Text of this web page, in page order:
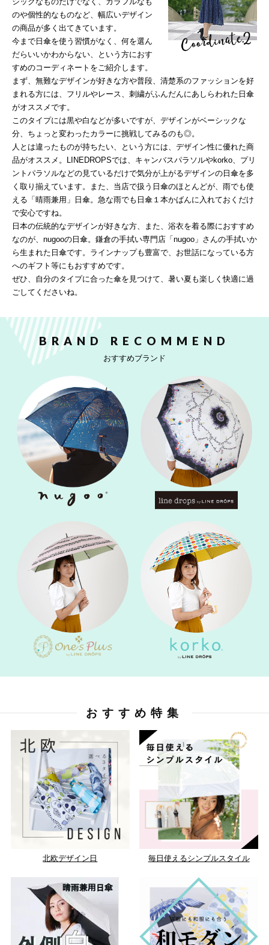
のや個性的なものなど、幅広いデザイン
の商品が多く出てきています。
今まで日傘を使う習慣がなく、何を選ん
だらいいかわからない、という方におす
すめのコーディネートをご紹介します。
まず、無難なデザインが好きな方や普段、清楚系のファッションを好
まれる方には、フリルやレース、刺繍がふんだんにあしらわれた日傘
がオススメです。
このタイプには黒や白などが多いですが、デザインがベーシックな
分、ちょっと変わったカラーに挑戦してみるのも◎。
人とは違ったものが持ちたい、という方には、デザイン性に優れた商
品がオススメ。LINEDROPSでは、キャンバスパラソルやkorko、プリ
ントパラソルなどの見ているだけで気分が上がるデザインの日傘を多
く取り揃えています。また、当店で扱う日傘のほとんどが、雨でも使
える「晴雨兼用」日傘。急な雨でも日傘１本かばんに入れておくだけ
で安心ですね。
日本の伝統的なデザインが好きな方、また、浴衣を着る際におすすめ
なのが、nugooの日傘。鎌倉の手拭い専門店「nugoo」さんの手拭いか
ら生まれた日傘です。ラインナップも豊富で、お世話になっている方
へのギフト等にもおすすめです。
ぜひ、自分のタイプに合った傘を見つけて、暑い夏も楽しく快適に過
ごしてくださいね。
BRAND RECOMMEND
おすすめブランド
おすすめ特集
北欧デザイン日 毎日使えるシンプルスタイル